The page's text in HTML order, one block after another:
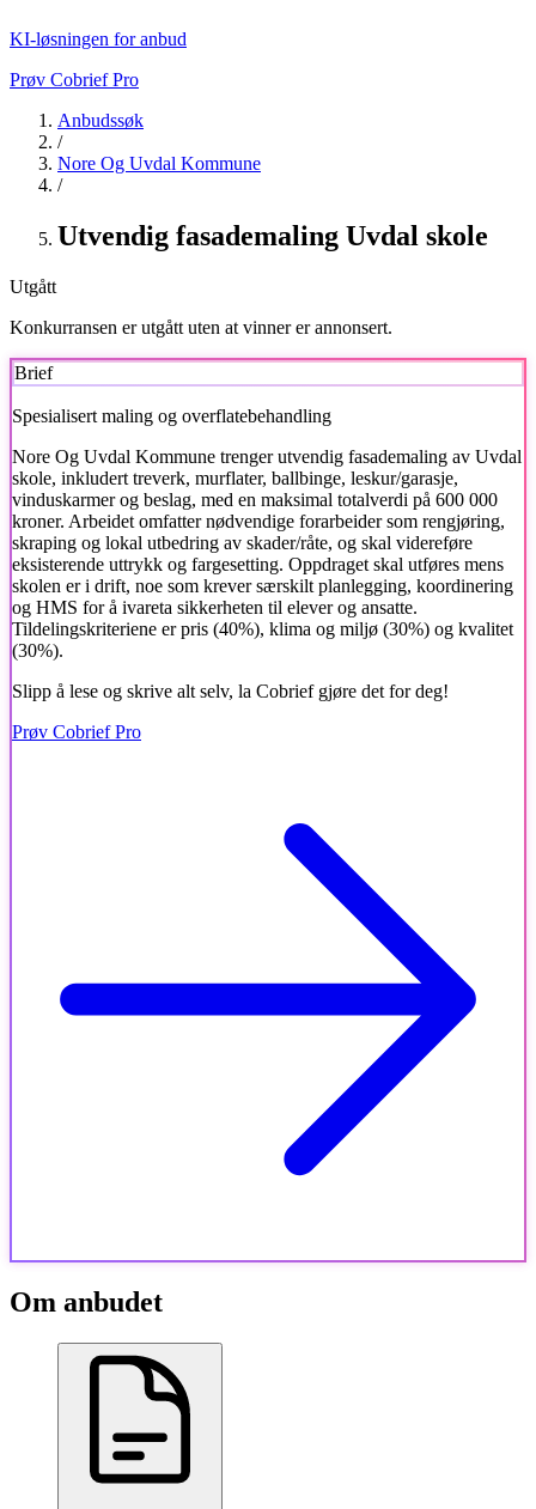
KI-løsningen for anbud
Prøv Cobrief Pro
Anbudssøk
/
Nore Og Uvdal Kommune
/
Utvendig fasademaling Uvdal skole
Utgått
Konkurransen er utgått uten at vinner er annonsert.
Brief
Spesialisert maling og overflatebehandling
Nore Og Uvdal Kommune trenger utvendig fasademaling av Uvdal
skole, inkludert treverk, murflater, ballbinge, leskur/garasje,
vinduskarmer og beslag, med en maksimal totalverdi på 600 000
kroner. Arbeidet omfatter nødvendige forarbeider som rengjøring,
skraping og lokal utbedring av skader/råte, og skal videreføre
eksisterende uttrykk og fargesetting. Oppdraget skal utføres mens
skolen er i drift, noe som krever særskilt planlegging, koordinering
og HMS for å ivareta sikkerheten til elever og ansatte.
Tildelingskriteriene er pris (40%), klima og miljø (30%) og kvalitet
(30%).
Slipp å lese og skrive alt selv, la Cobrief gjøre det for deg!
Prøv Cobrief Pro
Om anbudet